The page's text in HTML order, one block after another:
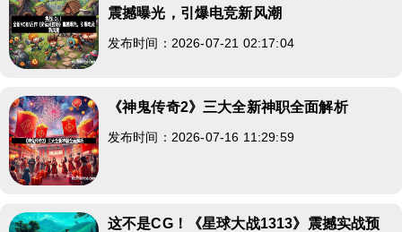
震撼曝光，引爆电竞新风潮
发布时间：2026-07-21 02:17:04
《神鬼传奇2》三大全新神职全面解析
发布时间：2026-07-16 11:29:59
这不是CG！《星球大战1313》震撼实战预